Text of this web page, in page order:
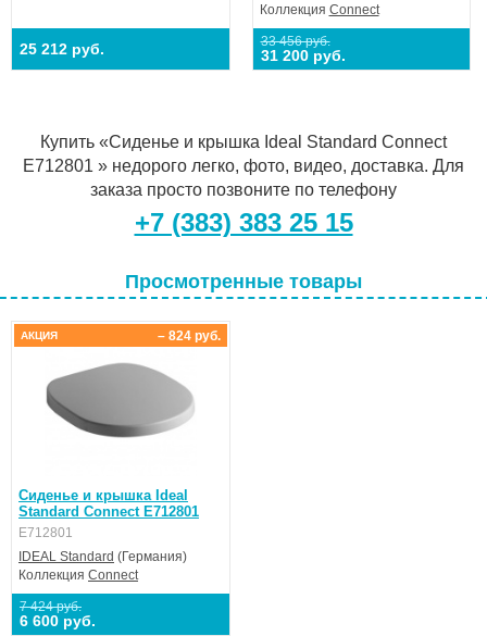
25 212 руб.
Коллекция Connect
33 456 руб.
31 200 руб.
Купить «Сиденье и крышка Ideal Standard Connect
E712801 » недорого легко, фото, видео, доставка. Для
заказа просто позвоните по телефону
+7 (383) 383 25 15
Просмотренные товары
Сиденье и крышка Ideal
Standard Connect E712801
E712801
IDEAL Standard (Германия)
Коллекция Connect
7 424 руб.
6 600 руб.
– 824 руб.
АКЦИЯ